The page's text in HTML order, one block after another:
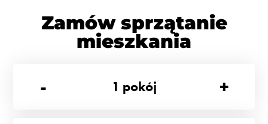
Zamów sprzątanie
mieszkania
-
1 pokój +